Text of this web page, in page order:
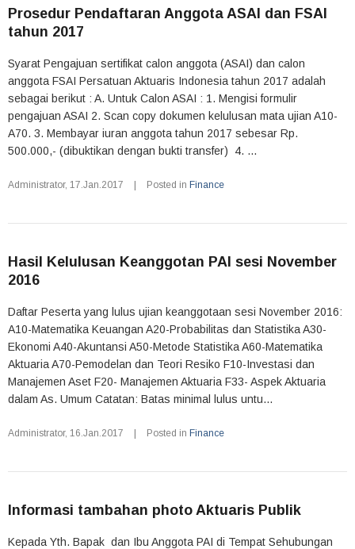
Prosedur Pendaftaran Anggota ASAI dan FSAI
tahun 2017
Syarat Pengajuan sertifikat calon anggota (ASAI) dan calon
anggota FSAI Persatuan Aktuaris Indonesia tahun 2017 adalah
sebagai berikut : A. Untuk Calon ASAI : 1. Mengisi formulir
pengajuan ASAI 2. Scan copy dokumen kelulusan mata ujian A10-
A70. 3. Membayar iuran anggota tahun 2017 sebesar Rp.
500.000,- (dibuktikan dengan bukti transfer) 4. ...
Administrator, 17.Jan.2017 Posted in Finance
Hasil Kelulusan Keanggotan PAI sesi November
2016
Daftar Peserta yang lulus ujian keanggotaan sesi November 2016:
A10-Matematika Keuangan A20-Probabilitas dan Statistika A30-
Ekonomi A40-Akuntansi A50-Metode Statistika A60-Matematika
Aktuaria A70-Pemodelan dan Teori Resiko F10-Investasi dan
Manajemen Aset F20- Manajemen Aktuaria F33- Aspek Aktuaria
dalam As. Umum Catatan: Batas minimal lulus untu...
Administrator, 16.Jan.2017 Posted in Finance
Informasi tambahan photo Aktuaris Publik
Kepada Yth. Bapak dan Ibu Anggota PAI di Tempat Sehubungan